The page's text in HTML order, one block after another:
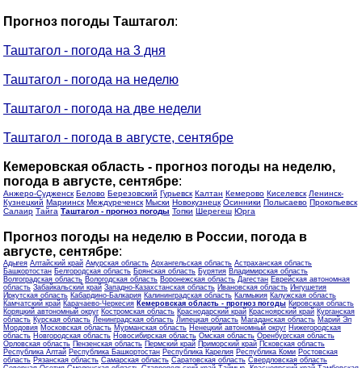
Прогноз погоды Таштагол:
Таштагол - погода на 3 дня
Таштагол - погода на неделю
Таштагол - погода на две недели
Таштагол - погода в августе, сентябре
Кемеровская область - прогноз погоды на неделю,
погода в августе, сентябре:
Анжеро-Судженск Белово Березовский Гурьевск Калтан Кемерово Киселевск Ленинск-
Кузнецкий Мариинск Междуреченск Мыски Новокузнецк Осинники Полысаево Прокопьевск
Салаир Тайга Таштагол - прогноз погоды Топки Шерегеш Юрга
Прогноз погоды на неделю в России, погода в
августе, сентябре:
Адыгея Алтайский край Амурская область Архангельская область Астраханская область
Башкортостан Белгородская область Брянская область Бурятия Владимирская область
Волгоградская область Вологодская область Воронежская область Дагестан Еврейская автономная
область Забайкальский край Западно-Казахстанская область Ивановская область Ингушетия
Иркутская область Кабардино-Балкария Калининградская область Калмыкия Калужская область
Камчатский край Карачаево-Черкесия Кемеровская область - прогноз погоды Кировская область
Коряцкий автономный округ Костромская область Краснодарский край Красноярский край Курганская
область Курская область Ленинградская область Липецкая область Магаданская область Марий Эл
Мордовия Московская область Мурманская область Ненецкий автономный округ Нижегородская
область Новгородская область Новосибирская область Омская область Оренбургская область
Орловская область Пензенская область Пермский край Приморский край Псковская область
Республика Алтай Республика Башкортостан Республика Карелия Республика Коми Ростовская
область Рязанская область Самарская область Саратовская область Свердловская область